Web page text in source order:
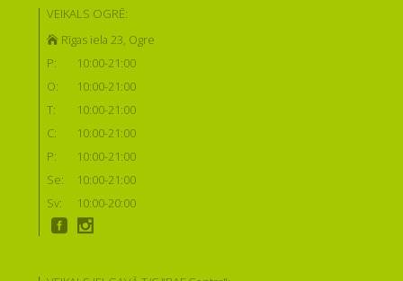
VEIKALS OGRĒ:
Rīgas iela 23, Ogre
P:
10:00-21:00
O:
10:00-21:00
T:
10:00-21:00
C:
10:00-21:00
P:
10:00-21:00
Se:
10:00-21:00
Sv:
10:00-20:00